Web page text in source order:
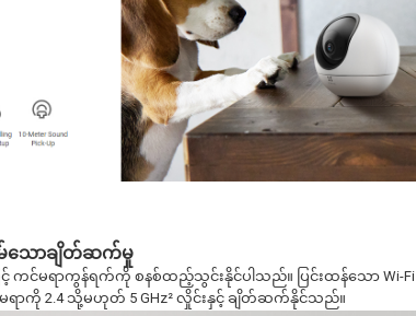
မ်သောချိတ်ဆက်မှု
ကင်မရာကွန်ရက်ကို စနစ်ထည့်သွင်းနိုင်ပါသည်။ ပြင်းထန်သော Wi-Fi
ရာကို 2.4 သို့မဟုတ် 5 GHz² လှိုင်းနှင့် ချိတ်ဆက်နိုင်သည်။